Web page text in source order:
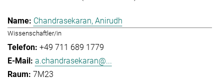
Chandrasekaran, Anirudh
Wissenschaftler/in
+49 711 689 1779
a.chandrasekaran@...
7M23